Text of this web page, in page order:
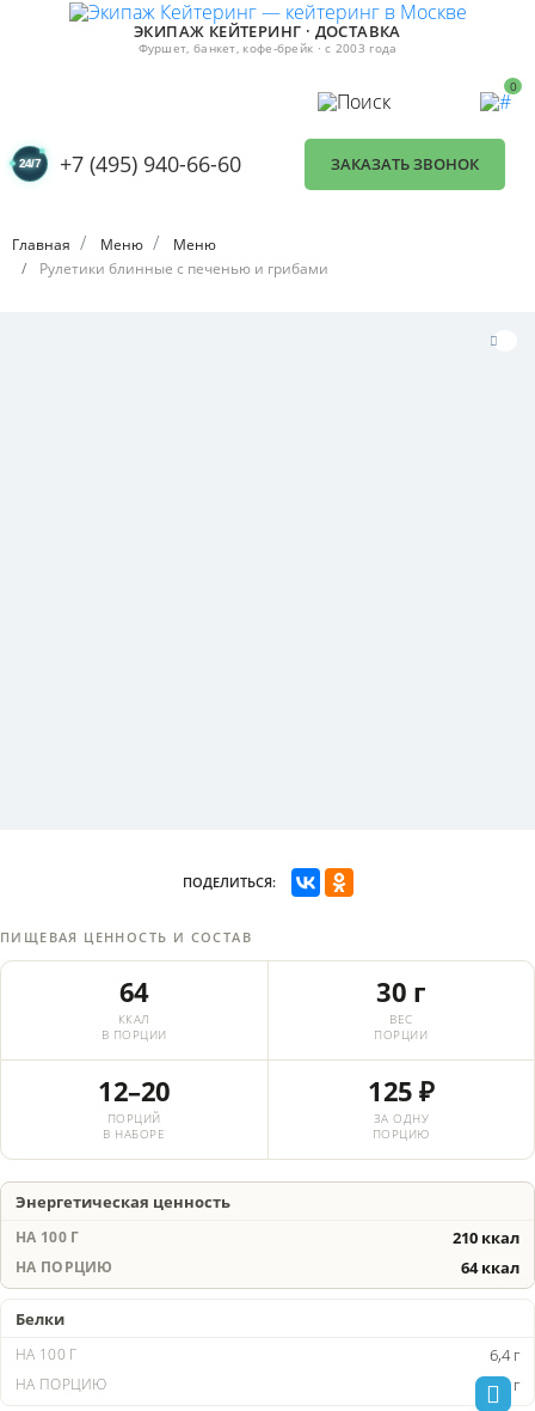
ЭКИПАЖ КЕЙТЕРИНГ · ДОСТАВКА
Фуршет, банкет, кофе-брейк · с 2003 года
0
+7 (495) 940-66-60 ЗАКАЗАТЬ ЗВОНОК
Главная Меню
Меню
Рулетики блинные с печенью и грибами
ПОДЕЛИТЬСЯ:
ПИЩЕВАЯ ЦЕННОСТЬ И СОСТАВ
64
ККАЛ
В ПОРЦИИ
30 г
ВЕС
ПОРЦИИ
12–20
ПОРЦИЙ
В НАБОРЕ
125 ₽
ЗА ОДНУ
ПОРЦИЮ
Энергетическая ценность
210 ккал
64 ккал
Белки
6,4 г
2,0 г